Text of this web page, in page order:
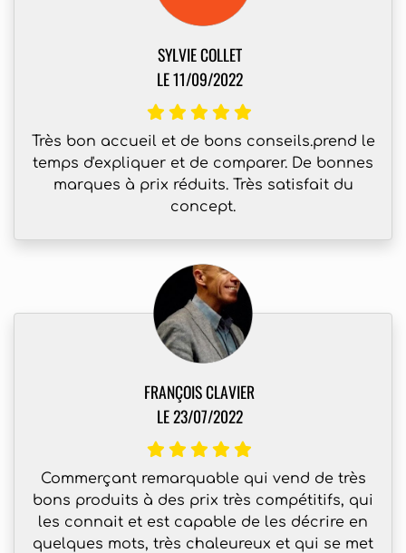
SYLVIE COLLET
LE 11/09/2022
Très bon accueil et de bons conseils.prend le
temps d'expliquer et de comparer. De bonnes
marques à prix réduits. Très satisfait du
concept.
FRANÇOIS CLAVIER
LE 23/07/2022
Commerçant remarquable qui vend de très
bons produits à des prix très compétitifs, qui
les connait et est capable de les décrire en
quelques mots, très chaleureux et qui se met